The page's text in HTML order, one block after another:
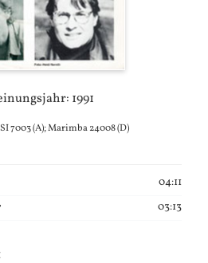
1991
7003 (A); Marimba 24008 (D)
04:11
03:13